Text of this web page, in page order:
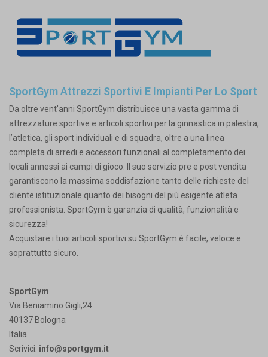
SportGym Attrezzi Sportivi E Impianti Per Lo Sport
Da oltre vent'anni SportGym distribuisce una vasta gamma di
attrezzature sportive e articoli sportivi per la ginnastica in palestra,
l’atletica, gli sport individuali e di squadra, oltre a una linea
completa di arredi e accessori funzionali al completamento dei
locali annessi ai campi di gioco. Il suo servizio pre e post vendita
garantiscono la massima soddisfazione tanto delle richieste del
cliente istituzionale quanto dei bisogni del più esigente atleta
professionista. SportGym è garanzia di qualità, funzionalità e
sicurezza!
Acquistare i tuoi articoli sportivi su SportGym è facile, veloce e
soprattutto sicuro.
SportGym
Via Beniamino Gigli,24
40137 Bologna
Italia
Scrivici: info@sportgym.it